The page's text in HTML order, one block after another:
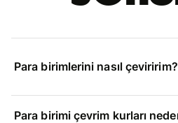
Para birimlerini nasıl çeviririm?
Para birimi çevrim kurları